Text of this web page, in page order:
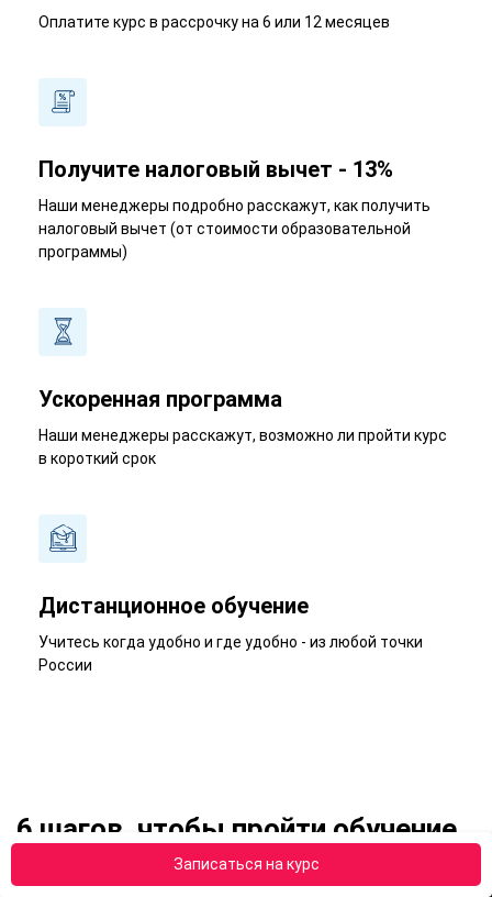
Записаться на курс
Оплатите курс в рассрочку на 6 или 12 месяцев
Получите налоговый вычет - 13%
Наши менеджеры подробно расскажут, как получить
налоговый вычет (от стоимости образовательной
программы)
Ускоренная программа
Наши менеджеры расскажут, возможно ли пройти курс
в короткий срок
Дистанционное обучение
Учитесь когда удобно и где удобно - из любой точки
России
6 шагов, чтобы пройти обучение